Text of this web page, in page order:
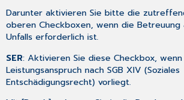
Darunter aktivieren Sie bitte die
oberen Checkboxen, wenn die Betreuung
Unfalls erforderlich ist.
SER: Aktivieren Sie diese Checkbox,
Leistungsanspruch nach SGB XIV (Soziales
Entschädigungsrecht) vorliegt.